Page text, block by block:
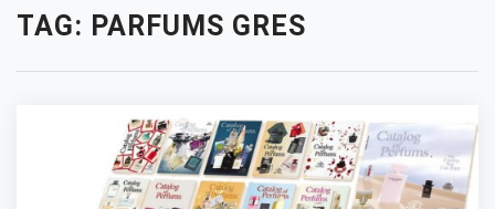
TAG: PARFUMS GRES